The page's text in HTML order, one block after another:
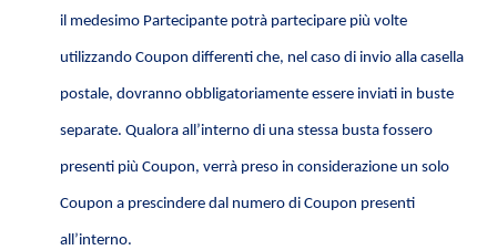
il medesimo Partecipante potrà partecipare più volte
utilizzando Coupon differenti che, nel caso di invio alla casella
postale, dovranno obbligatoriamente essere inviati in buste
separate. Qualora all’interno di una stessa busta fossero
presenti più Coupon, verrà preso in considerazione un solo
Coupon a prescindere dal numero di Coupon presenti
all’interno.